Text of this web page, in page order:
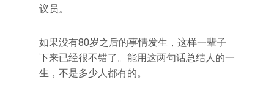
议员。
如果没有80岁之后的事情发生，这样一辈子
下来已经很不错了。能用这两句话总结人的一
生，不是多少人都有的。